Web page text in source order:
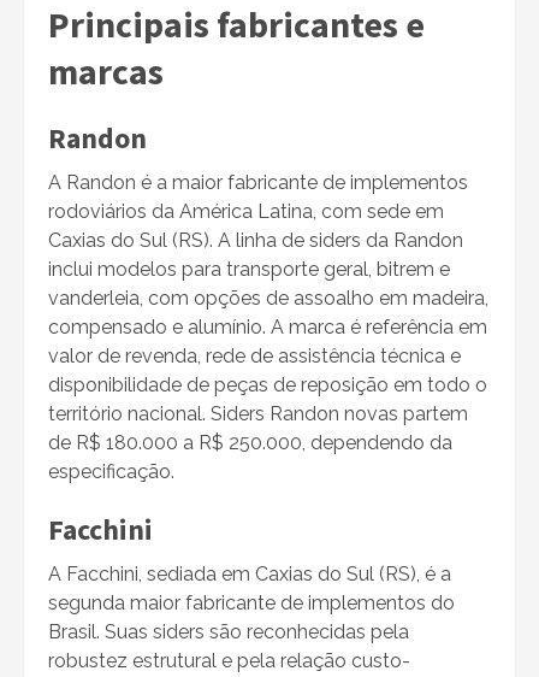
Principais fabricantes e
marcas
Randon
A Randon é a maior fabricante de implementos
rodoviários da América Latina, com sede em
Caxias do Sul (RS). A linha de siders da Randon
inclui modelos para transporte geral, bitrem e
vanderleia, com opções de assoalho em madeira,
compensado e alumínio. A marca é referência em
valor de revenda, rede de assistência técnica e
disponibilidade de peças de reposição em todo o
território nacional. Siders Randon novas partem
de R$ 180.000 a R$ 250.000, dependendo da
especificação.
Facchini
A Facchini, sediada em Caxias do Sul (RS), é a
segunda maior fabricante de implementos do
Brasil. Suas siders são reconhecidas pela
robustez estrutural e pela relação custo-